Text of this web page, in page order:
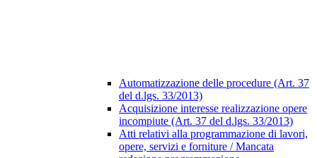
Automatizzazione delle procedure (Art. 37
del d.lgs. 33/2013)
Acquisizione interesse realizzazione opere
incompiute (Art. 37 del d.lgs. 33/2013)
Atti relativi alla programmazione di lavori,
opere, servizi e forniture / Mancata